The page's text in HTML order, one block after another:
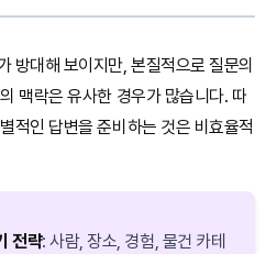
방대해 보이지만, 본질적으로 질문의
맥락은 유사한 경우가 많습니다. 따
적인 답변을 준비하는 것은 비효율적
전략: 사람, 장소, 경험, 물건 카테